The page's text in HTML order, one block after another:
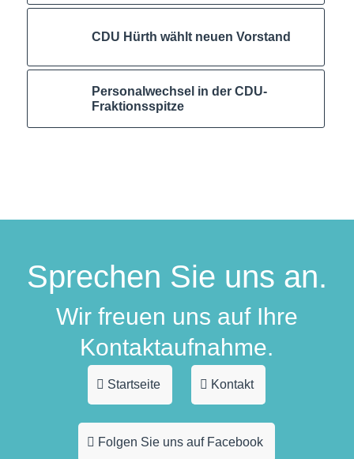
CDU Hürth wählt neuen Vorstand
Personalwechsel in der CDU-
Fraktionsspitze
Sprechen Sie uns an.
Wir freuen uns auf Ihre
Kontaktaufnahme.
Startseite Kontakt
Folgen Sie uns auf Facebook